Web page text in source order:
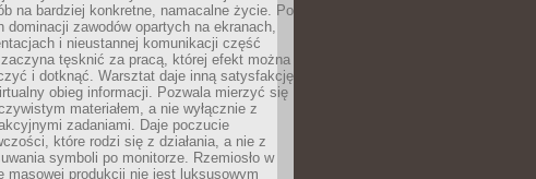
na bardziej konkretne, namacalne życie. Po
dominacji zawodów opartych na ekranach,
i nieustannej komunikacji część
tęsknić za pracą, której efekt można
i dotknąć. Warsztat daje inną satysfakcję
obieg informacji. Pozwala mierzyć się
materiałem, a nie wyłącznie z
zadaniami. Daje poczucie
które rodzi się z działania, a nie z
symboli po monitorze. Rzemiosło w
masowej produkcji nie jest luksusowym